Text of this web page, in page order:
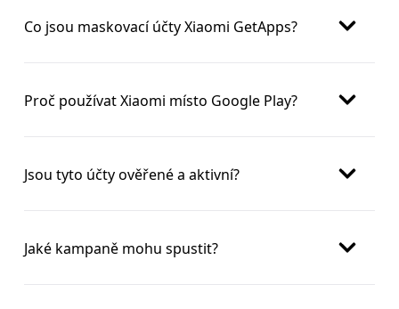
Co jsou maskovací účty Xiaomi GetApps?
Proč používat Xiaomi místo Google Play?
Jsou tyto účty ověřené a aktivní?
Jaké kampaně mohu spustit?